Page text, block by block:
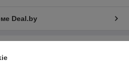
Deal.by